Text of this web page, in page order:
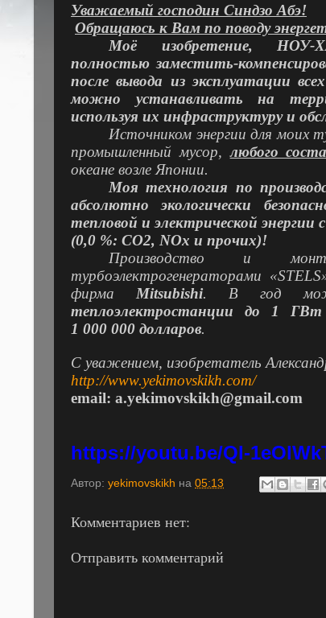
Уважаемый господин Синдзо Абэ!
Обращаюсь к Вам по поводу
Моё изобретение, НОУ-
полностью заместить-
после вывода из эксплуатации
можно устанавливать на
используя их инфраструктуру и
Источником энергии для моих
промышленный мусор,любого
океане возле Японии.
Моя технология по
абсолютно экологически
тепловой и электрической
(0,0 %: СО2, NOx и прочих)!
Производство и
турбоэлектрогенераторами «STELS
фирма Mitsubishi. В год
теплоэлектростанции до 1
1 000 000 долларов.
С уважением, изобретатель
http://www.yekimovskikh.com/
email: a.yekimovskikh@gmail.com
https://youtu.be/Ql-
Автор: yekimovskikh на 05:13
Комментариев нет:
Отправить комментарий